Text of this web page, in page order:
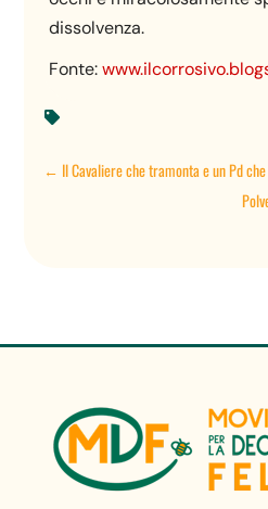
dissolvenza.
Fonte:

← Il Cavaliere che tramonta e un Pd